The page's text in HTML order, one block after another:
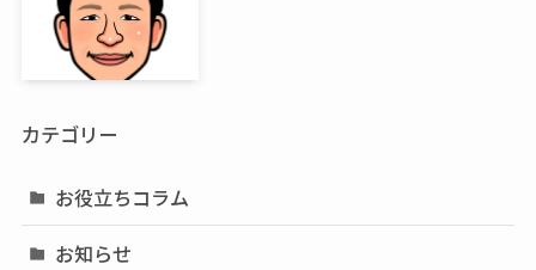
カテゴリー
お役立ちコラム
お知らせ